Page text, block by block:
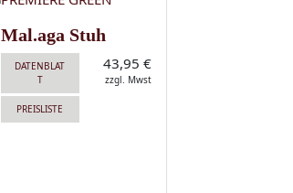
Mal.aga Stuh
DATENBLAT
T
PREISLISTE
43,95 €
zzgl. Mwst